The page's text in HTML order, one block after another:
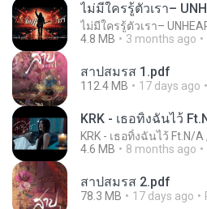
4.8 MB
3 months ago
สาปสมรส 1.pdf
112.4 MB 17 days ago
KRK - เธอทิ้งฉันไว้
KRK - เธอทิ้งฉันไว้ Ft.N/A
4.6 MB
8 months ago
สาปสมรส 2.pdf
78.3 MB 17 days ago